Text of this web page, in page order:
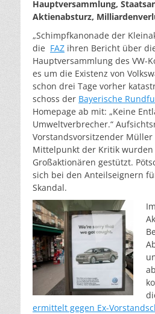
Hauptversammlung,
Aktienabsturz,
„Schimpfkanonade der
die FAZ ihren Bericht über
Hauptversammlung des VW-
es um die Existenz von
schon drei Tage vorher
schoss der Bayerische
Homepage ab mit: „Keine
Umweltverbrecher.“
Vorstandsvorsitzender
Mittelpunkt der Kritik wurden
Großaktionären gestützt.
sich bei den Anteilseignern
Skandal.
ermittelt gegen Ex-